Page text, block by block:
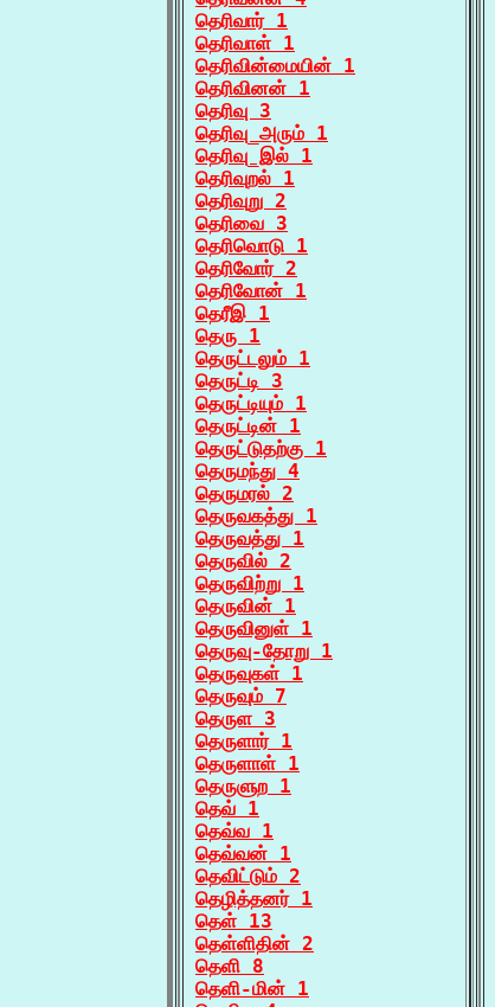
தெரிவார் 1
தெரிவாள் 1
தெரிவின்மையின் 1
தெரிவினன் 1
தெரிவு 3
தெரிவு_அரும் 1
தெரிவு_இல் 1
தெரிவுறல் 1
தெரிவுறு 2
தெரிவை 3
தெரிவொடு 1
தெரிவோர் 2
தெரிவோன் 1
தெரீஇ 1
தெரு 1
தெருட்டலும் 1
தெருட்டி 3
தெருட்டியும் 1
தெருட்டின் 1
தெருட்டுதற்கு 1
தெருமந்து 4
தெருமரல் 2
தெருவகத்து 1
தெருவத்து 1
தெருவில் 2
தெருவிற்று 1
தெருவின் 1
தெருவினுள் 1
தெருவு-தோறு 1
தெருவுகள் 1
தெருவும் 7
தெருள 3
தெருளார் 1
தெருளாள் 1
தெருளுற 1
தெவ் 1
தெவ்வ 1
தெவ்வன் 1
தெவிட்டும் 2
தெழித்தனர் 1
தெள் 13
தெள்ளிதின் 2
தெளி 8
தெளி-மின் 1